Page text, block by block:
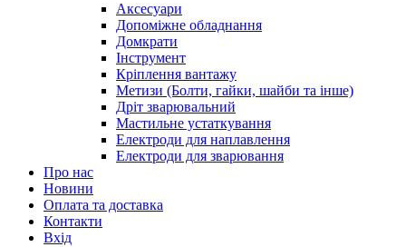
Аксесуари
Допоміжне обладнання
Домкрати
Інструмент
Кріплення вантажу
Метизи (Болти, гайки, шайби та інше)
Дріт зварювальний
Мастильне устаткування
Електроди для наплавлення
Електроди для зварювання
Про нас
Новини
Оплата та доставка
Контакти
Вхiд